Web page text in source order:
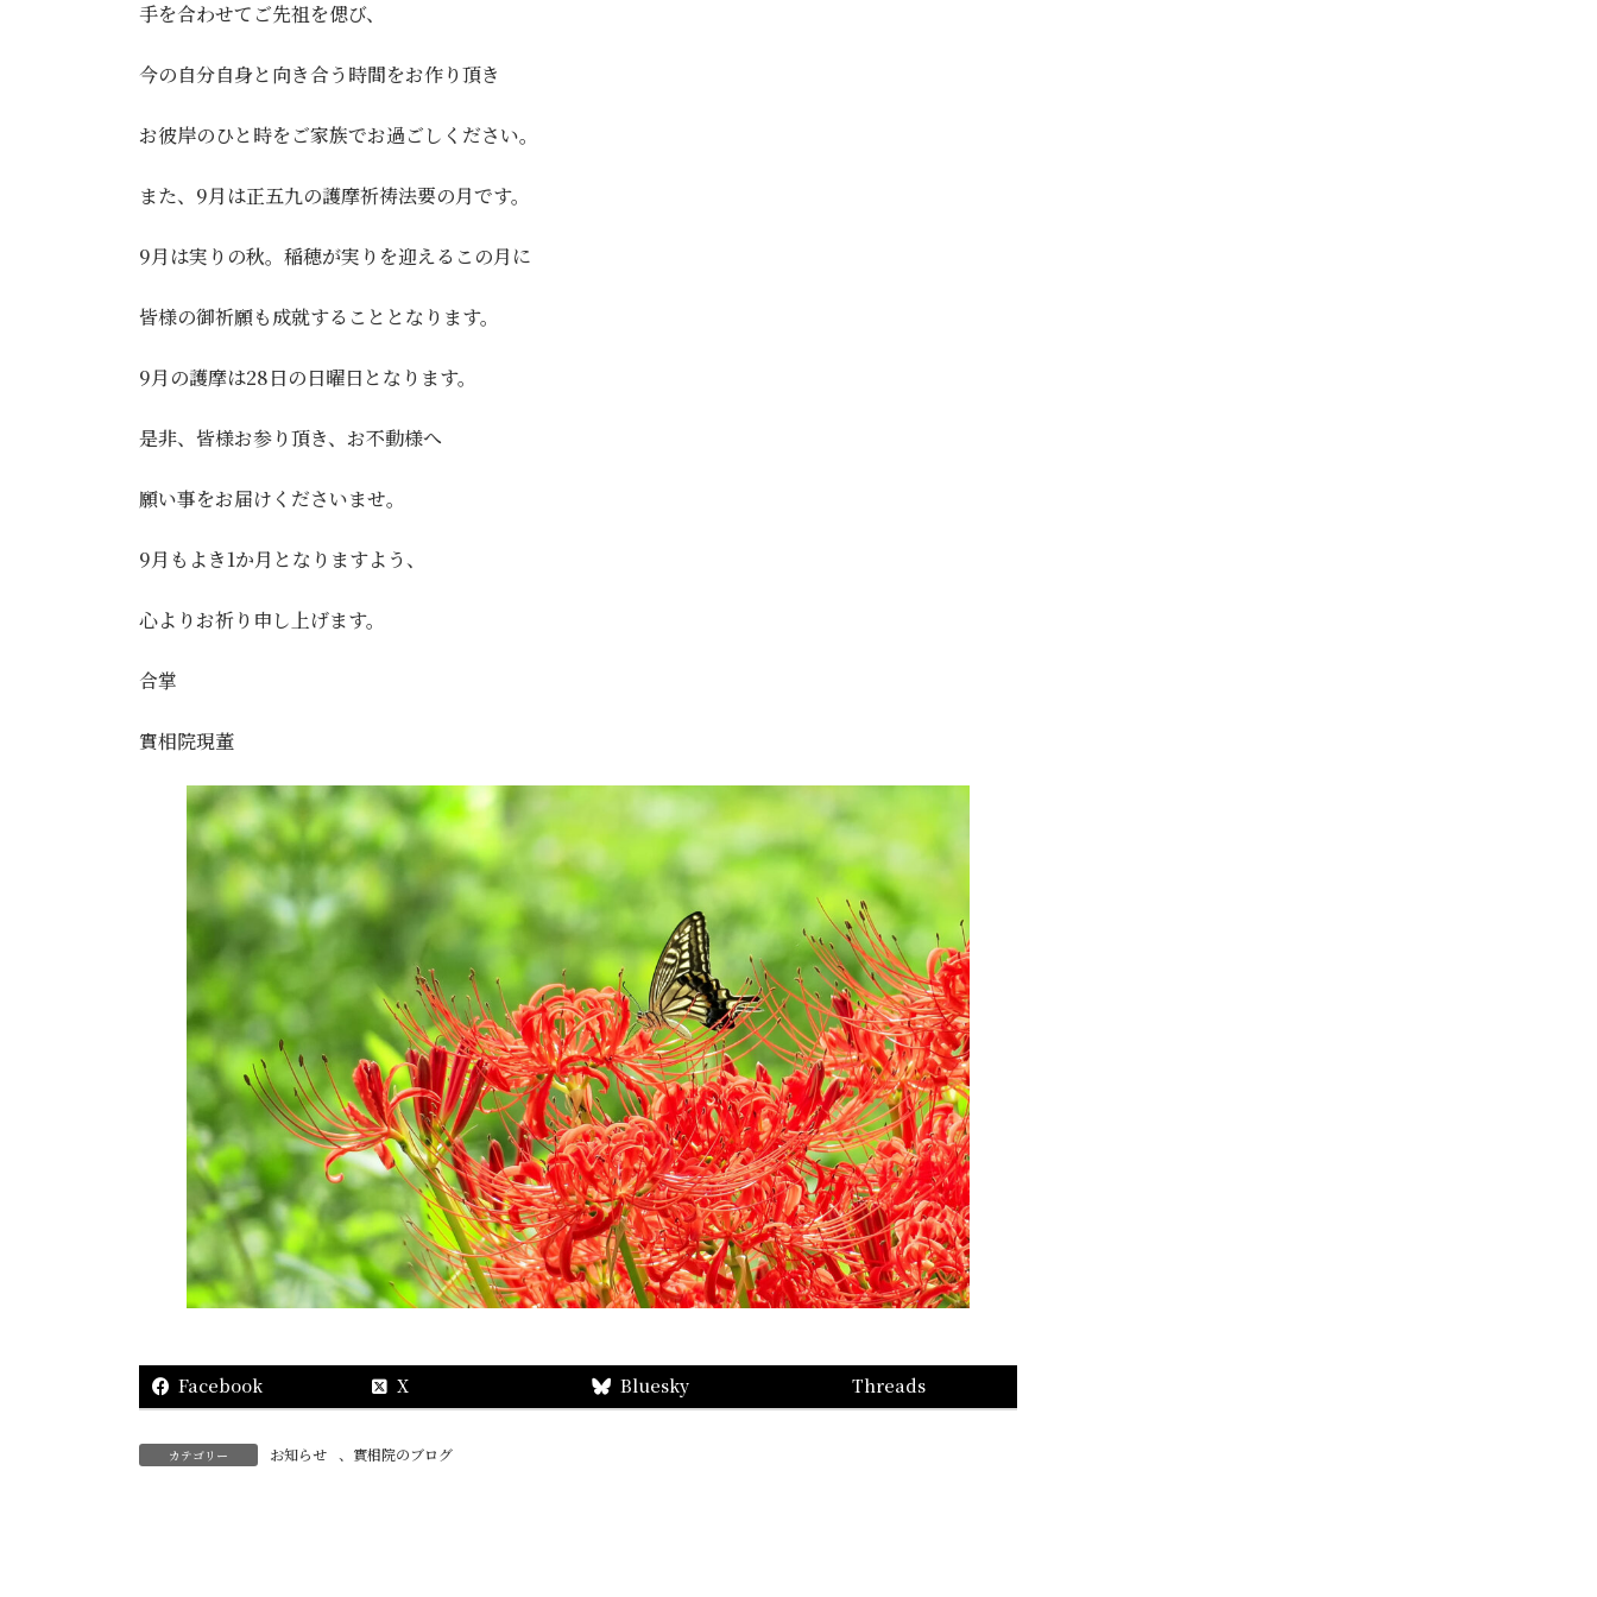
手を合わせてご先祖を偲び、
今の自分自身と向き合う時間をお作り頂き
お彼岸のひと時をご家族でお過ごしください。
また、9月は正五九の護摩祈祷法要の月です。
9月は実りの秋。稲穂が実りを迎えるこの月に
皆様の御祈願も成就することとなります。
9月の護摩は28日の日曜日となります。
是非、皆様お参り頂き、お不動様へ
願い事をお届けくださいませ。
9月もよき1か月となりますよう、
心よりお祈り申し上げます。
合掌
實相院現董
Facebook X Bluesky Threads
カテゴリー お知らせ 、 實相院のブログ